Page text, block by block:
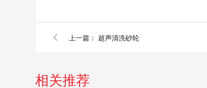
上一篇： 超声清洗砂轮
相关推荐